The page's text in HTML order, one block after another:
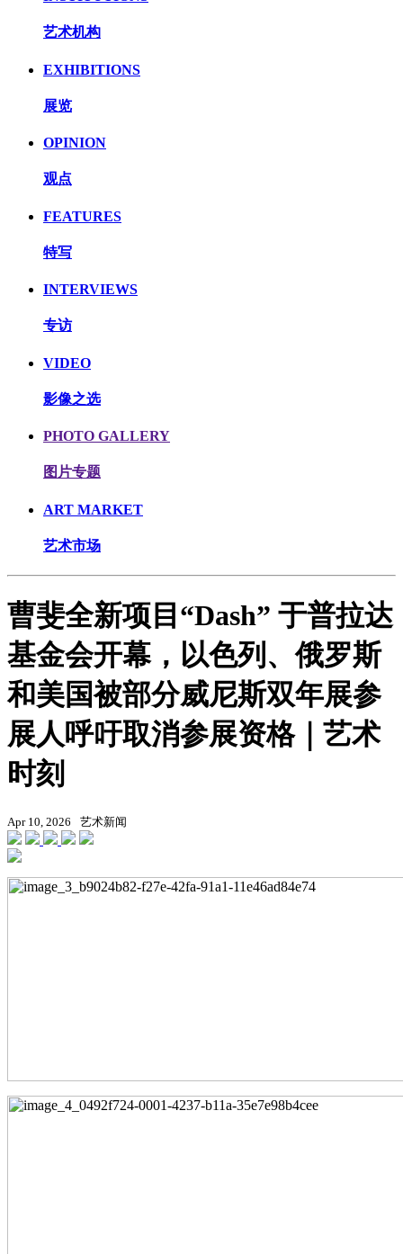
艺术机构
EXHIBITIONS
展览
OPINION
观点
FEATURES
特写
INTERVIEWS
专访
VIDEO
影像之选
PHOTO GALLERY
图片专题
ART MARKET
艺术市场
曹斐全新项目“Dash” 于普拉达
基金会开幕，以色列、俄罗斯
和美国被部分威尼斯双年展参
展人呼吁取消参展资格｜艺术
时刻
Apr 10, 2026 艺术新闻